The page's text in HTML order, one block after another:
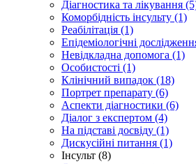
Діагностика та лікування
Коморбідність інсульту (1)
Реабілітація (1)
Епідеміологічні
Невідкладна допомога (1)
Особистості (1)
Клінічний випадок (18)
Портрет препарату (6)
Аспекти діагностики (6)
Діалог з експертом (4)
На підставі досвіду (1)
Дискусійні питання (1)
Інсульт (8)